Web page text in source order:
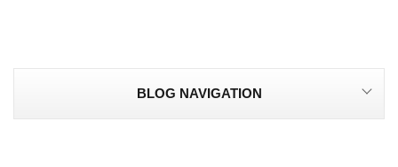
BLOG NAVIGATION